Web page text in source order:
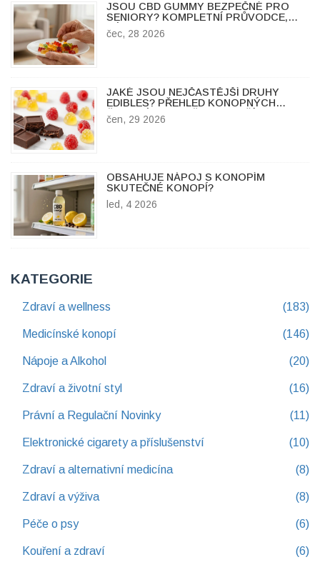
JSOU CBD GUMMY BEZPEČNÉ PRO
SENIORY? KOMPLETNÍ PRŮVODCE,
DÁVKY A RIZIKA
čec, 28 2026
JAKÉ JSOU NEJČASTĚJŠÍ DRUHY
EDIBLES? PŘEHLED KONOPNÝCH
ČOKOLÁD, GUMIČEK A DALŠÍCH
FOREM
čen, 29 2026
OBSAHUJE NÁPOJ S KONOPÍM
SKUTEČNÉ KONOPÍ?
led, 4 2026
KATEGORIE
Zdraví a wellness (183)
Medicínské konopí (146)
Nápoje a Alkohol (20)
Zdraví a životní styl (16)
Právní a Regulační Novinky (11)
Elektronické cigarety a příslušenství (10)
Zdraví a alternativní medicína (8)
Zdraví a výživa (8)
Péče o psy (6)
Kouření a zdraví (6)